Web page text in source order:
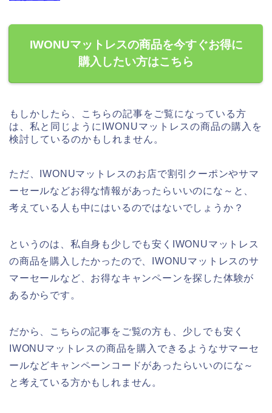
IWONUマットレスの商品を今すぐお得に
購入したい方はこちら
もしかしたら、こちらの記事をご覧になっている方
は、私と同じようにIWONUマットレスの商品の購入を
検討しているのかもしれません。
ただ、IWONUマットレスのお店で割引クーポンやサマ
ーセールなどお得な情報があったらいいのにな～と、
考えている人も中にはいるのではないでしょうか？
というのは、私自身も少しでも安くIWONUマットレス
の商品を購入したかったので、IWONUマットレスのサ
マーセールなど、お得なキャンペーンを探した体験が
あるからです。
だから、こちらの記事をご覧の方も、少しでも安く
IWONUマットレスの商品を購入できるようなサマーセ
ールなどキャンペーンコードがあったらいいのにな～
と考えている方かもしれません。